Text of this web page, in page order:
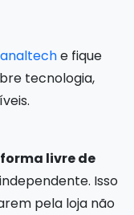
e fique
tecnologia,
livre de
Isso
pela loja não